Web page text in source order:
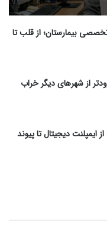
بیمارستان؛ از قلب تا
از شهرهای دیگر خراب
ایمپلنت دیجیتال تا پیوند